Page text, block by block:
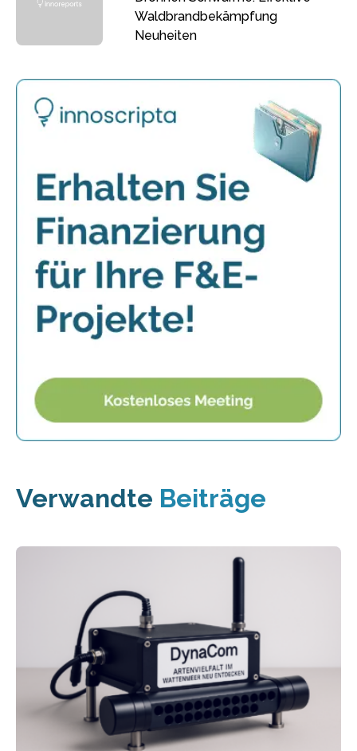
Waldbrandbekämpfung
Neuheiten
Verwandte Beiträge